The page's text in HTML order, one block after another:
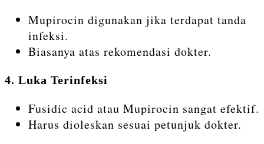
Mupirocin digunakan jika terdapat tanda
infeksi.
Biasanya atas rekomendasi dokter.
4. Luka Terinfeksi
Fusidic acid atau Mupirocin sangat efektif.
Harus dioleskan sesuai petunjuk dokter.